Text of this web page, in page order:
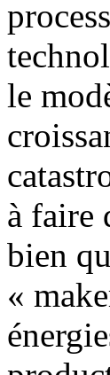
le
à faire
bien
«